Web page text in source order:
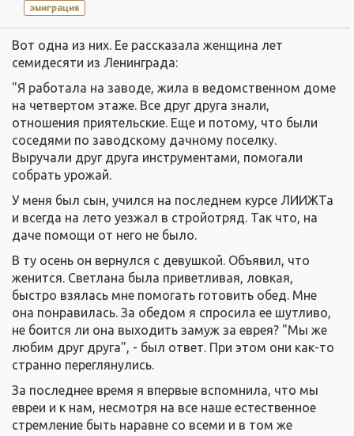
эмиграция
Вот одна из них. Ее рассказала женщина лет
семидесяти из Ленинграда:
"Я работала на заводе, жила в ведомственном доме
на четвертом этаже. Все друг друга знали,
отношения приятельские. Еще и потому, что были
соседями по заводскому дачному поселку.
Выручали друг друга инструментами, помогали
собрать урожай.
У меня был сын, учился на последнем курсе ЛИИЖТа
и всегда на лето уезжал в стройотряд. Так что, на
даче помощи от него не было.
В ту осень он вернулся с девушкой. Объявил, что
женится. Светлана была приветливая, ловкая,
быстро взялась мне помогать готовить обед. Мне
она понравилась. За обедом я спросила ее шутливо,
не боится ли она выходить замуж за еврея? "Мы же
любим друг друга", - был ответ. При этом они как-то
странно переглянулись.
За последнее время я впервые вспомнила, что мы
евреи и к нам, несмотря на все наше естественное
стремление быть наравне со всеми и в том же